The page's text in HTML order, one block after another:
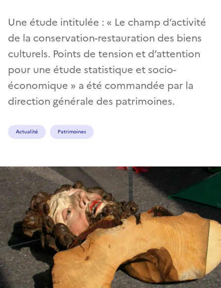
Une étude intitulée : « Le champ d’activité
de la conservation-restauration des biens
culturels. Points de tension et d’attention
pour une étude statistique et socio-
économique » a été commandée par la
direction générale des patrimoines.
Actualité Patrimoines